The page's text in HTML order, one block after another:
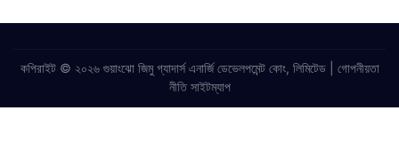
কপিরাইট © ২০২৬ গুয়াংঝো জিমু গ্যাদার্স এনার্জি ডেভেলপমেন্ট কোং, লিমিটেড |
গোপনীয়তা
নীতিসাইটম্যাপ